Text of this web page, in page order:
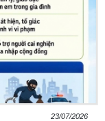
23/07/2026